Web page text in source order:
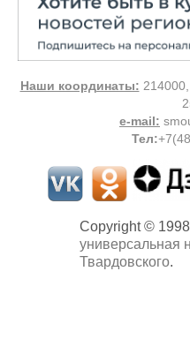
Наши координаты:
e-mail:
Тел:
Copyright ©
универсальная
Твардовского.